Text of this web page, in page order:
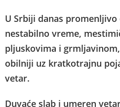
U Srbiji danas promenljivo
nestabilno vreme,
pljuskovima i
obilniji uz kratkotrajnu
vetar.
Duvaće slab i umeren